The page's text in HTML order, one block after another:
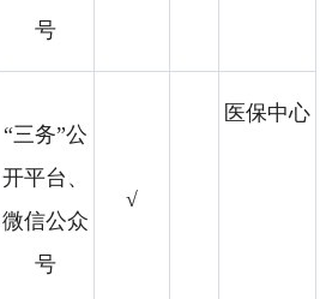
号
“三务”公
开平台、
微信公众
号
√
医保中心